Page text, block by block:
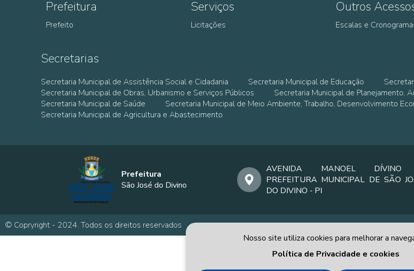
Prefeitura
Prefeito
Serviços
Licitações
Outros
Escalas e
Secretarias
Secretaria Municipal de Assistência Social e Cidadania Secretaria Municipal de Educação
Secretaria Municipal de Obras, Urbanismo e Serviços Públicos
Secretaria Municipal de Planejamento,
Secretaria Municipal de Saúde
Secretaria Municipal de Meio Ambiente, Trabalho, Desenvolvimento
Secretaria Municipal de Agricultura e Abastecimento
Prefeitura
São José do Divino
AVENIDA MANOEL
PREFEITURA MUNICIPAL DE SÃO
DO DIVINO - PI
© Copryright - 2024. Todos os direitos reservados
Nosso site utiliza cookies para melhorar a
Política de Privacidade e cookies